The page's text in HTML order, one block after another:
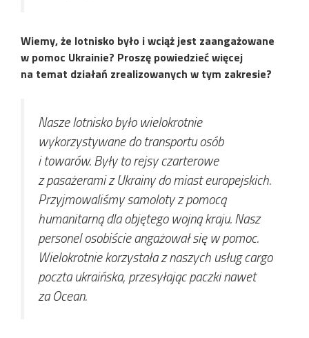
Wiemy, że lotnisko było i wciąż jest zaangażowane
w pomoc Ukrainie? Proszę powiedzieć więcej
na temat działań zrealizowanych w tym zakresie?
Nasze lotnisko było wielokrotnie
wykorzystywane do transportu osób
i towarów. Były to rejsy czarterowe
z pasażerami z Ukrainy do miast europejskich.
Przyjmowaliśmy samoloty z pomocą
humanitarną dla objętego wojną kraju. Nasz
personel osobiście angażował się w pomoc.
Wielokrotnie korzystała z naszych usług cargo
poczta ukraińska, przesyłając paczki nawet
za Ocean.